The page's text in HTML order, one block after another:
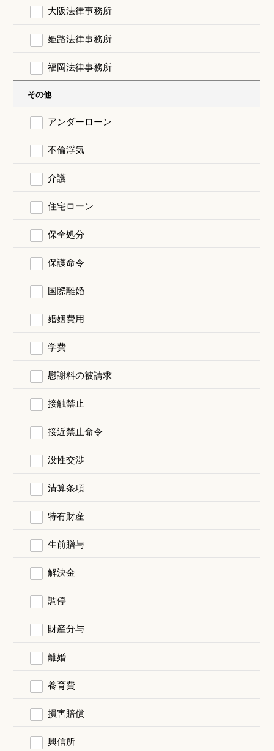
大阪法律事務所
姫路法律事務所
福岡法律事務所
その他
アンダーローン
不倫浮気
介護
住宅ローン
保全処分
保護命令
国際離婚
婚姻費用
学費
慰謝料の被請求
接触禁止
接近禁止命令
没性交渉
清算条項
特有財産
生前贈与
解決金
調停
財産分与
離婚
養育費
損害賠償
興信所